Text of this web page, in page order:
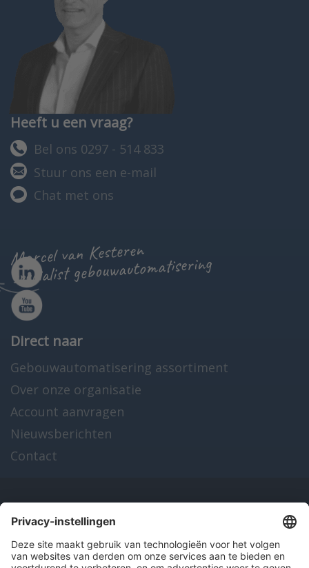
Heeft u een vraag?
Bel ons 0297 - 514 833
Stuur ons een e-mail
Chat met ons
Marcel van Kesteren
specialist gebouwautomatisering
Direct naar
Gebouwautomatisering assortiment
Over onze organisatie
Account aanvragen
Nieuwsberichten
Contact
Onze producten
en diensten
Over Hitma